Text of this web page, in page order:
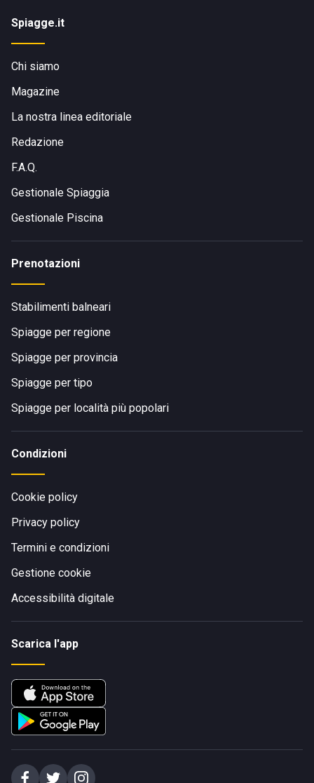
Spiagge.it
Chi siamo
Magazine
La nostra linea editoriale
Redazione
F.A.Q.
Gestionale Spiaggia
Gestionale Piscina
Prenotazioni
Stabilimenti balneari
Spiagge per regione
Spiagge per provincia
Spiagge per tipo
Spiagge per località più popolari
Condizioni
Cookie policy
Privacy policy
Termini e condizioni
Gestione cookie
Accessibilità digitale
Scarica l'app